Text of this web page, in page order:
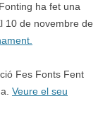
ha fet una
10 de novembre de
Fes Fonts Fent
Veure el seu